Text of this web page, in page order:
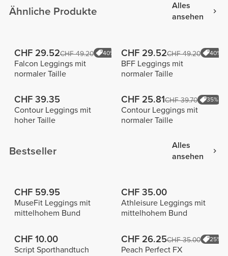
Ähnliche Produkte
Alles
ansehen
CHF 29.52CHF 49.20 40%
Falcon Leggings mit
normaler Taille
CHF 29.52CHF 49.20 40%
BFF Leggings mit
normaler Taille
CHF 39.35
Contour Leggings mit
hoher Taille
CHF 25.81CHF 39.70 35%
Contour Leggings mit
normaler Taille
Bestseller
Alles
ansehen
CHF 59.95
MuseFit Leggings mit
mittelhohem Bund
CHF 35.00
Athleisure Leggings mit
mittelhohem Bund
CHF 10.00
Script Sporthandtuch
CHF 26.25CHF 35.00 25%
Peach Perfect FX